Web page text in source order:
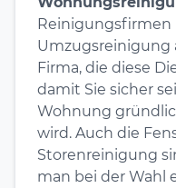
Reinigungsfirmen
Umzugsreinigung
Firma, die diese
damit Sie sicher
Wohnung
wird. Auch die
Storenreinigung
man bei der Wahl